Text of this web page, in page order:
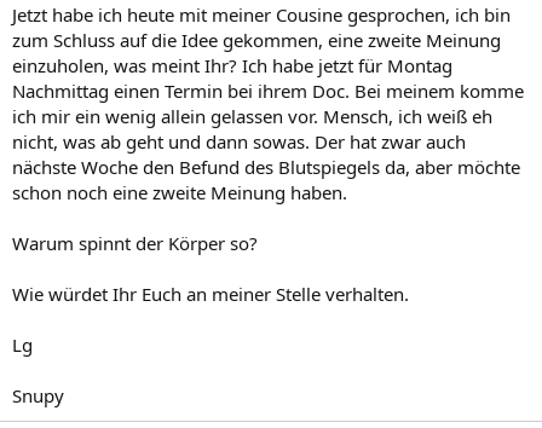
Jetzt habe ich heute mit meiner Cousine gesprochen, ich bin
zum Schluss auf die Idee gekommen, eine zweite Meinung
einzuholen, was meint Ihr? Ich habe jetzt für Montag
Nachmittag einen Termin bei ihrem Doc. Bei meinem komme
ich mir ein wenig allein gelassen vor. Mensch, ich weiß eh
nicht, was ab geht und dann sowas. Der hat zwar auch
nächste Woche den Befund des Blutspiegels da, aber möchte
schon noch eine zweite Meinung haben.
Warum spinnt der Körper so?
Wie würdet Ihr Euch an meiner Stelle verhalten.
Lg
Snupy